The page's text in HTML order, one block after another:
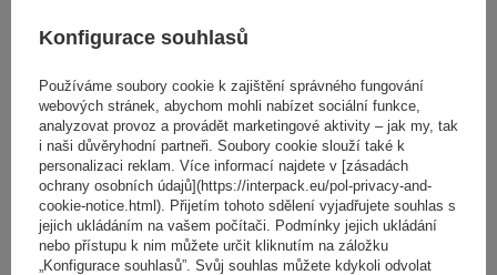
Přidat
košíku
Počet jízdních kol:
2
Maximální hmotnost jízdního kola:
22,5 kg
Nosnost nosiče jízdních kol:
45 kg
kompatibilní s elektrokoly
hliníková konstrukce
Konfigurace souhlasů
Používáme soubory cookie k zajištění správného fungování
webových stránek, abychom mohli nabízet sociální funkce,
analyzovat provoz a provádět marketingové aktivity – jak my, tak
i naši důvěryhodní partneři. Soubory cookie slouží také k
personalizaci reklam. Více informací najdete v [zásadách
ochrany osobních údajů](https://interpack.eu/pol-privacy-and-
cookie-notice.html). Přijetím tohoto sdělení vyjadřujete souhlas s
jejich ukládáním na vašem počítači. Podmínky jejich ukládání
nebo přístupu k nim můžete určit kliknutím na záložku
„Konfigurace souhlasů”. Svůj souhlas můžete kdykoli odvolat